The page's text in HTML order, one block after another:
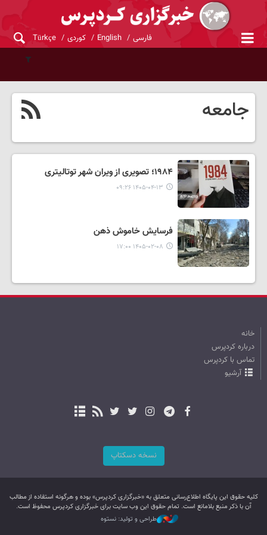
فارسی English کوردی Türkçe
جامعه
۱۹۸۴؛ تصویری از ویران شهر توتالیتری
۱۴۰۵-۰۴-۱۳ ۰۹:۲۶
فرسایش خاموش ذهن
۱۴۰۵-۰۲-۰۸ ۱۷:۰۰
خانه
درباره کردپرس
تماس با کردپرس
آرشیو
نسخه دسکتاپ
کليه حقوق اين پایگاه اطلاع‌رسانی متعلق به «خبرگزاری کردپرس» بوده و هرگونه استفاده از مطالب
آن با ذکر منبع بلامانع است. تمام حقوق این وب سایت برای خبرگزاری کردپرس محفوظ است.
طراحی و تولید: نستوه